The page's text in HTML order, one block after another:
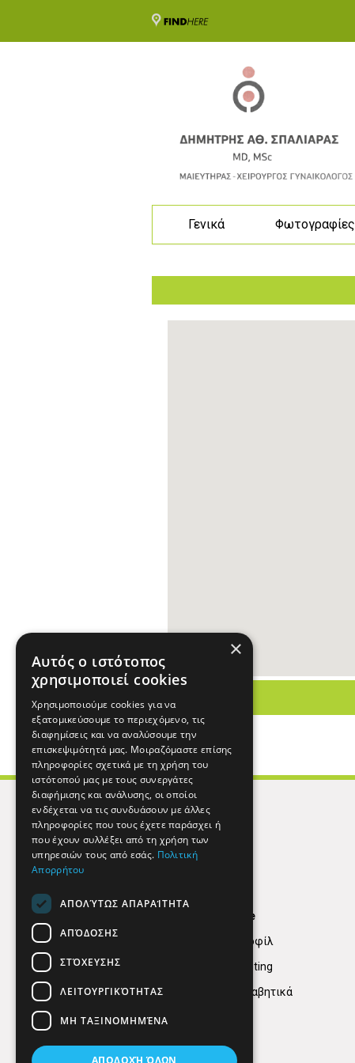
Γενικά Φωτογραφίες
Find Here
Εταιρικό Προφίλ
Digital marketing
Κατηγορίες Αλφαβητικά
×
Αυτός ο ιστότοπος
χρησιμοποιεί cookies
Χρησιμοποιούμε cookies για να
εξατομικεύσουμε το περιεχόμενο, τις
διαφημίσεις και να αναλύσουμε την
επισκεψιμότητά μας. Μοιραζόμαστε επίσης
πληροφορίες σχετικά με τη χρήση του
ιστότοπού μας με τους συνεργάτες
διαφήμισης και ανάλυσης, οι οποίοι
ενδέχεται να τις συνδυάσουν με άλλες
πληροφορίες που τους έχετε παράσχει ή
που έχουν συλλέξει από τη χρήση των
υπηρεσιών τους από εσάς. Πολιτική
Απορρήτου
ΑΠΟΛΎΤΩΣ ΑΠΑΡΑΊΤΗΤΑ
ΑΠΌΔΟΣΗΣ
ΣΤΌΧΕΥΣΗΣ
ΛΕΙΤΟΥΡΓΙΚΌΤΗΤΑΣ
ΜΗ ΤΑΞΙΝΟΜΗΜΈΝΑ
ΑΠΟΔΟΧΉ ΌΛΩΝ